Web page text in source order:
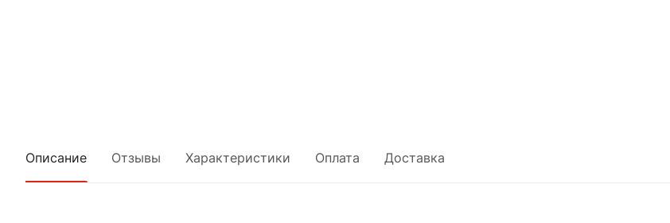
Описание Отзывы Характеристики Оплата Доставка